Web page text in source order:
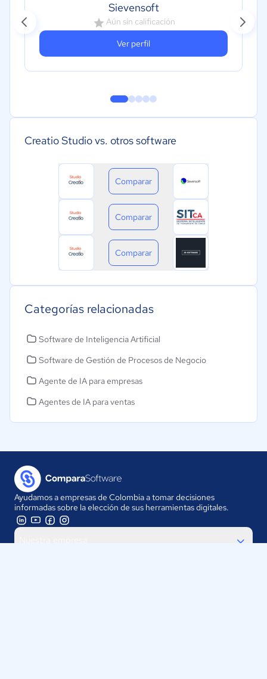
Sievensoft
Aún sin calificación
Ver perfil
Creatio Studio vs. otros software
Comparar
Comparar
Comparar
Categorías relacionadas
Software de Inteligencia Artificial
Software de Gestión de Procesos de Negocio
Agente de IA para empresas
Agentes de IA para ventas
Ayudamos a empresas de Colombia a tomar decisiones
informadas sobre la elección de sus herramientas digitales.